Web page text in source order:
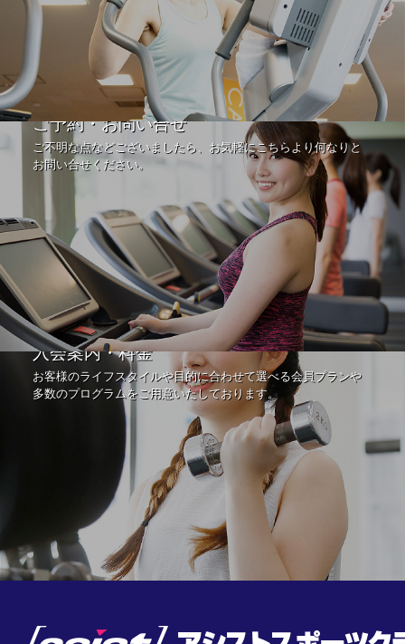
ご予約・お問い合せ
ご不明な点などございましたら、お気軽にこちらより何なりと
お問い合せください。
入会案内・料金
お客様のライフスタイルや目的に合わせて選べる会員プランや
多数のプログラムをご用意いたしております。